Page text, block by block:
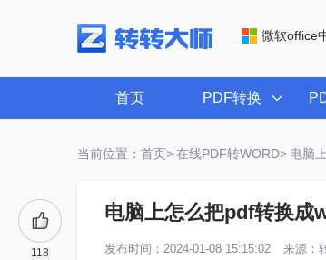
微软office
首页 PDF转换
当前位置：首页> 在线PDF转WORD> 电脑
118
电脑上怎么把pdf转换成
发布时间：2024-01-08 15:15:02 来源：